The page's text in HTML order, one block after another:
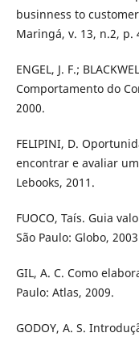
businness to
Maringá, v. 13, n.2, p.
ENGEL, J. F.;
Comportamento do
2000.
FELIPINI, D.
encontrar e avaliar
Lebooks, 2011.
FUOCO, Taís. Guia
São Paulo: Globo,
GIL, A. C. Como
Paulo: Atlas, 2009.
GODOY, A. S.